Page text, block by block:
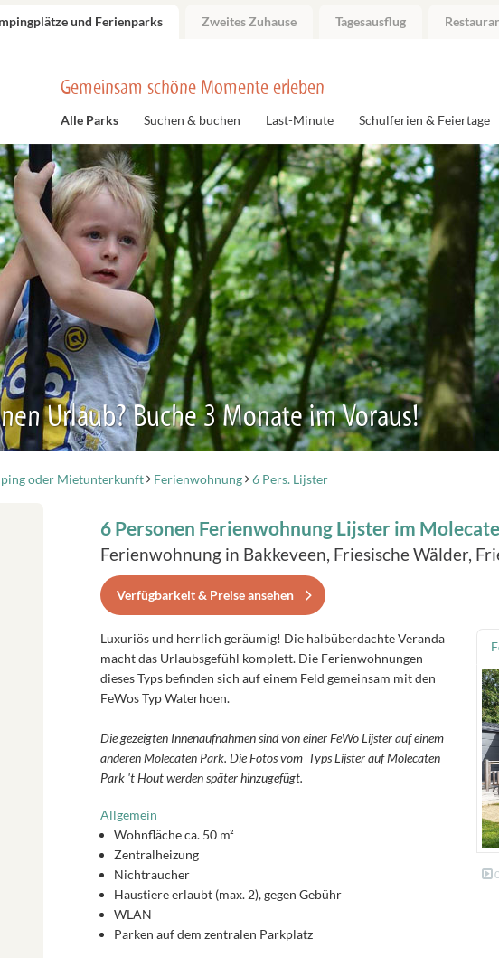
und Ferienparks Zweites Zuhause Tagesausflug
Gemeinsam schöne Momente erleben
Alle Parks Suchen & buchen Last-Minute Schulferien & Feiertage
Urlaub? Buche 3 Monate im Voraus!
oder Mietunterkunft Ferienwohnung 6 Pers. Lijster
6 Personen Ferienwohnung Lijster im
Ferienwohnung in Bakkeveen, Friesische Wälder,
Verfügbarkeit & Preise ansehen
Luxuriös und herrlich geräumig! Die halbüberdachte Veranda
macht das Urlaubsgefühl komplett. Die Ferienwohnungen
dieses Typs befinden sich auf einem Feld gemeinsam mit den
FeWos Typ Waterhoen.
Die gezeigten Innenaufnahmen sind von einer FeWo Lijster auf einem
anderen Molecaten Park. Die Fotos vom Typs Lijster auf Molecaten
Park 't Hout werden später hinzugefügt.
Allgemein
Wohnfläche ca. 50 m²
Zentralheizung
Nichtraucher
Haustiere erlaubt (max. 2), gegen Gebühr
WLAN
Parken auf dem zentralen Parkplatz